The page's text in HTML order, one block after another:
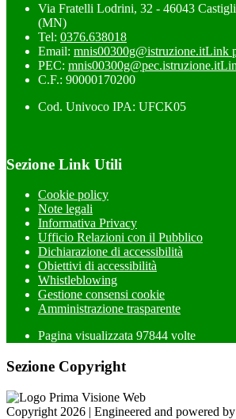
Via Fratelli Lodrini, 32 - 46043
(MN)
Tel: 0376.638018
Email: mnis00300g@istruzione.itLink
PEC: mnis00300g@pec.istruzione.it
C.F.: 90000170200
Cod. Univoco IPA: UFCK05
Sezione Link Utili
Cookie policy
Note legali
Informativa Privacy
Ufficio Relazioni con il Pubblico
Dichiarazione di accessibilità
Obiettivi di accessibilità
Whistleblowing
Gestione consensi cookie
Amministrazione trasparente
Pagina visualizzata 97844 volte
Sezione Copyright
Copyright 2026 | Engineered and powered